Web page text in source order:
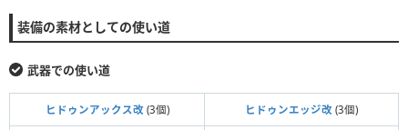
装備の素材としての使い道
武器での使い道
ヒドゥンアックス改(3個) ヒドゥンエッジ改 (3個)